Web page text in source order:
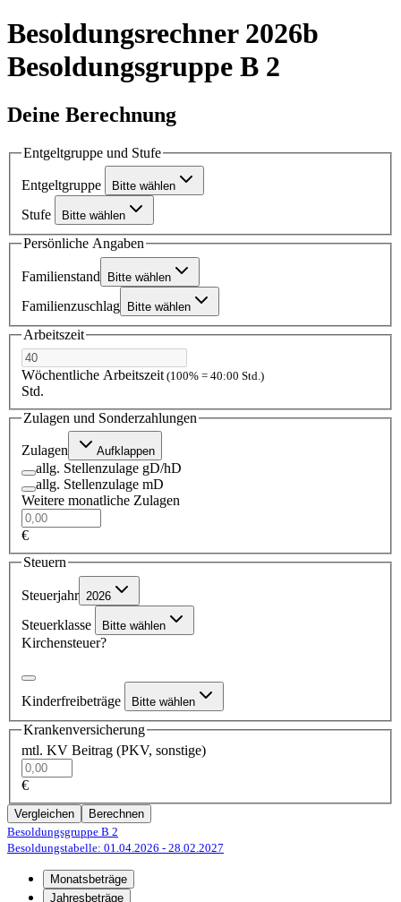
Besoldungsrechner 2026b
Besoldungsgruppe B 2
Deine Berechnung
Entgeltgruppe und Stufe
Entgeltgruppe Bitte wählen
Stufe Bitte wählen
Persönliche Angaben
Familienstand Bitte wählen
Familienzuschlag Bitte wählen
Arbeitszeit
Wöchentliche Arbeitszeit (100% = 40:00 Std.)
Std.
Zulagen und Sonderzahlungen
Zulagen Aufklappen
allg. Stellenzulage gD/hD
allg. Stellenzulage mD
Weitere monatliche Zulagen
€
Steuern
Steuerjahr 2026
Steuerklasse Bitte wählen
Kirchensteuer?
Kinderfreibeträge Bitte wählen
Krankenversicherung
mtl. KV Beitrag (PKV, sonstige)
€
Vergleichen
Berechnen
Besoldungsgruppe B 2
Besoldungstabelle: 01.04.2026 - 28.02.2027
Monatsbeträge
Jahresbeträge